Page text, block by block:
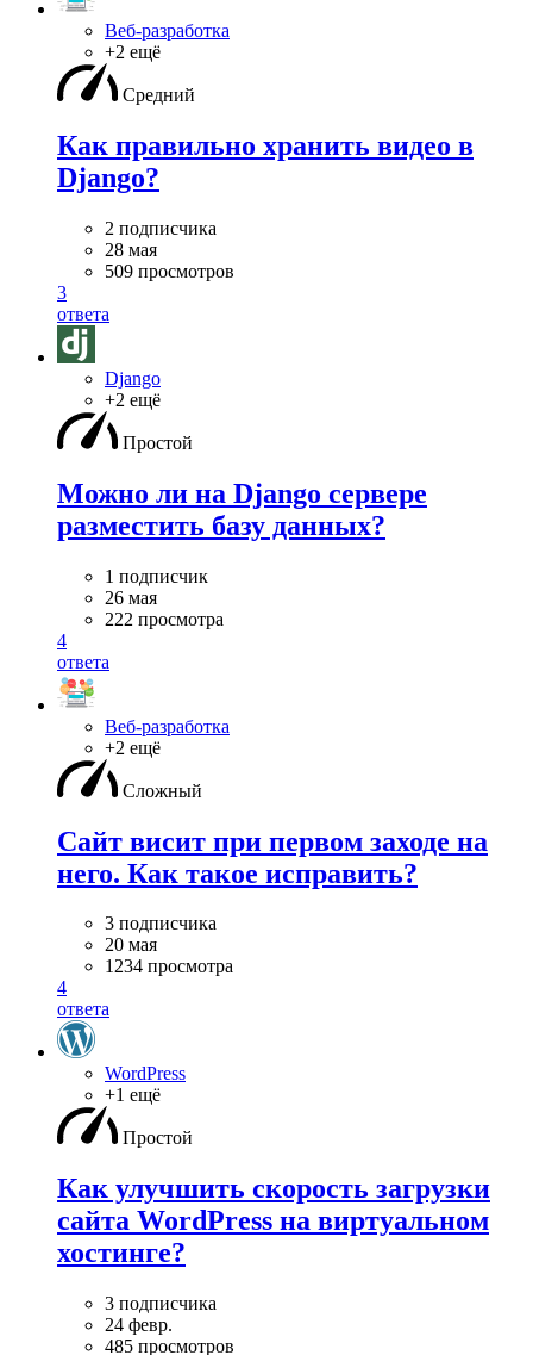
Веб-разработка
+2 ещё
Средний
Как правильно хранить видео в
Django?
2 подписчика
28 мая
509 просмотров
3
ответа
Django
+2 ещё
Простой
Можно ли на Django сервере
разместить базу данных?
1 подписчик
26 мая
222 просмотра
4
ответа
Веб-разработка
+2 ещё
Сложный
Сайт висит при первом заходе на
него. Как такое исправить?
3 подписчика
20 мая
1234 просмотра
4
ответа
WordPress
+1 ещё
Простой
Как улучшить скорость загрузки
сайта WordPress на виртуальном
хостинге?
3 подписчика
24 февр.
485 просмотров